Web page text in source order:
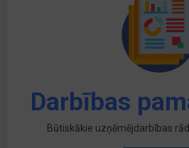
Darbības
Būtiskākie uzņēmējdarbības